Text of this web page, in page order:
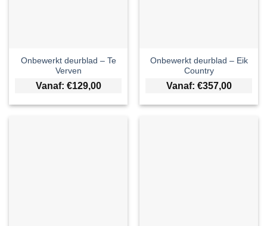
Onbewerkt deurblad – Te
Verven
Vanaf: €129,00
Onbewerkt deurblad – Eik
Country
Vanaf: €357,00